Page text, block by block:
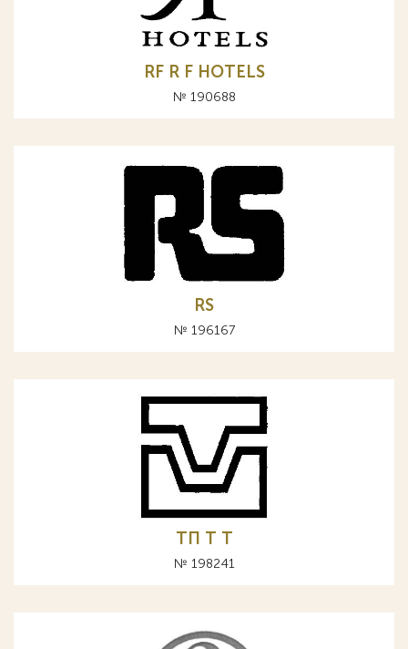
RF R F HOTELS
№ 190688
RS
№ 196167
ТП Т T
№ 198241